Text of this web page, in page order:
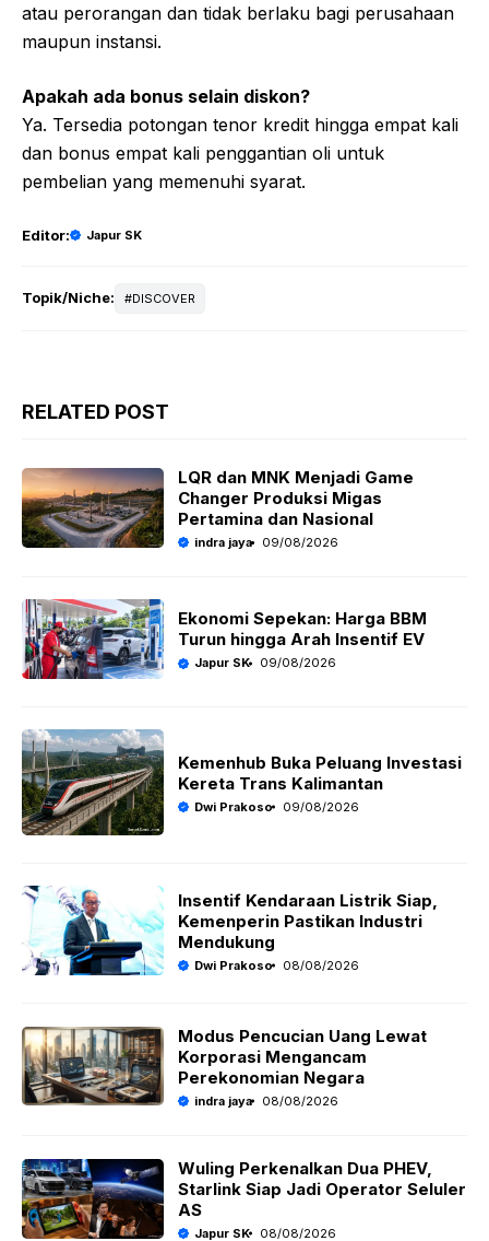
atau perorangan dan tidak berlaku bagi perusahaan
maupun instansi.
Apakah ada bonus selain diskon?
Ya. Tersedia potongan tenor kredit hingga empat kali
dan bonus empat kali penggantian oli untuk
pembelian yang memenuhi syarat.
Editor: Japur SK
Topik/Niche: DISCOVER
RELATED POST
LQR dan MNK Menjadi Game
Changer Produksi Migas
Pertamina dan Nasional
indra jaya 09/08/2026
Ekonomi Sepekan: Harga BBM
Turun hingga Arah Insentif EV
Japur SK 09/08/2026
Kemenhub Buka Peluang Investasi
Kereta Trans Kalimantan
Dwi Prakoso 09/08/2026
Insentif Kendaraan Listrik Siap,
Kemenperin Pastikan Industri
Mendukung
Dwi Prakoso 08/08/2026
Modus Pencucian Uang Lewat
Korporasi Mengancam
Perekonomian Negara
indra jaya 08/08/2026
Wuling Perkenalkan Dua PHEV,
Starlink Siap Jadi Operator Seluler
AS
Japur SK 08/08/2026